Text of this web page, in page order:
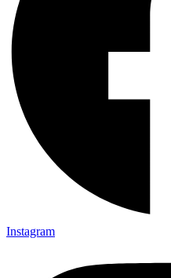
Instagram